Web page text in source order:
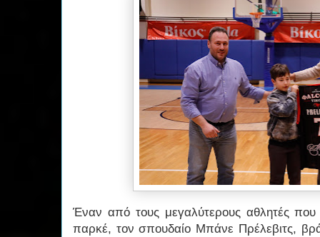
Έναν από τους μεγαλύτερους αθλητές που
παρκέ, τον σπουδαίο Μπάνε Πρέλεβιτς,